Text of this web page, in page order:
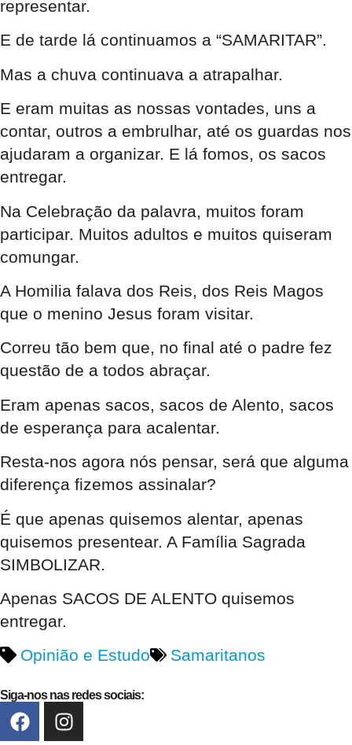
representar.
E de tarde lá continuamos a “SAMARITAR”.
Mas a chuva continuava a atrapalhar.
E eram muitas as nossas vontades, uns a
contar, outros a embrulhar, até os guardas nos
ajudaram a organizar. E lá fomos, os sacos
entregar.
Na Celebração da palavra, muitos foram
participar. Muitos adultos e muitos quiseram
comungar.
A Homilia falava dos Reis, dos Reis Magos
que o menino Jesus foram visitar.
Correu tão bem que, no final até o padre fez
questão de a todos abraçar.
Eram apenas sacos, sacos de Alento, sacos
de esperança para acalentar.
Resta-nos agora nós pensar, será que alguma
diferença fizemos assinalar?
É que apenas quisemos alentar, apenas
quisemos presentear. A Família Sagrada
SIMBOLIZAR.
Apenas SACOS DE ALENTO quisemos
entregar.
Opinião e Estudo
Samaritanos
Siga-nos nas redes sociais: